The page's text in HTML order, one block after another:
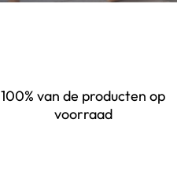
100% van de producten op
voorraad